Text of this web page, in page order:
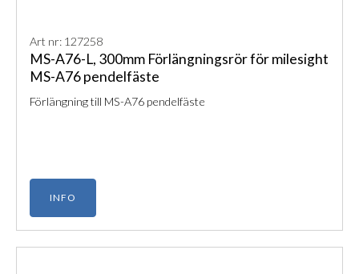
Art nr: 127258
MS-A76-L, 300mm Förlängningsrör för milesight
MS-A76 pendelfäste
Förlängning till MS-A76 pendelfäste
INFO